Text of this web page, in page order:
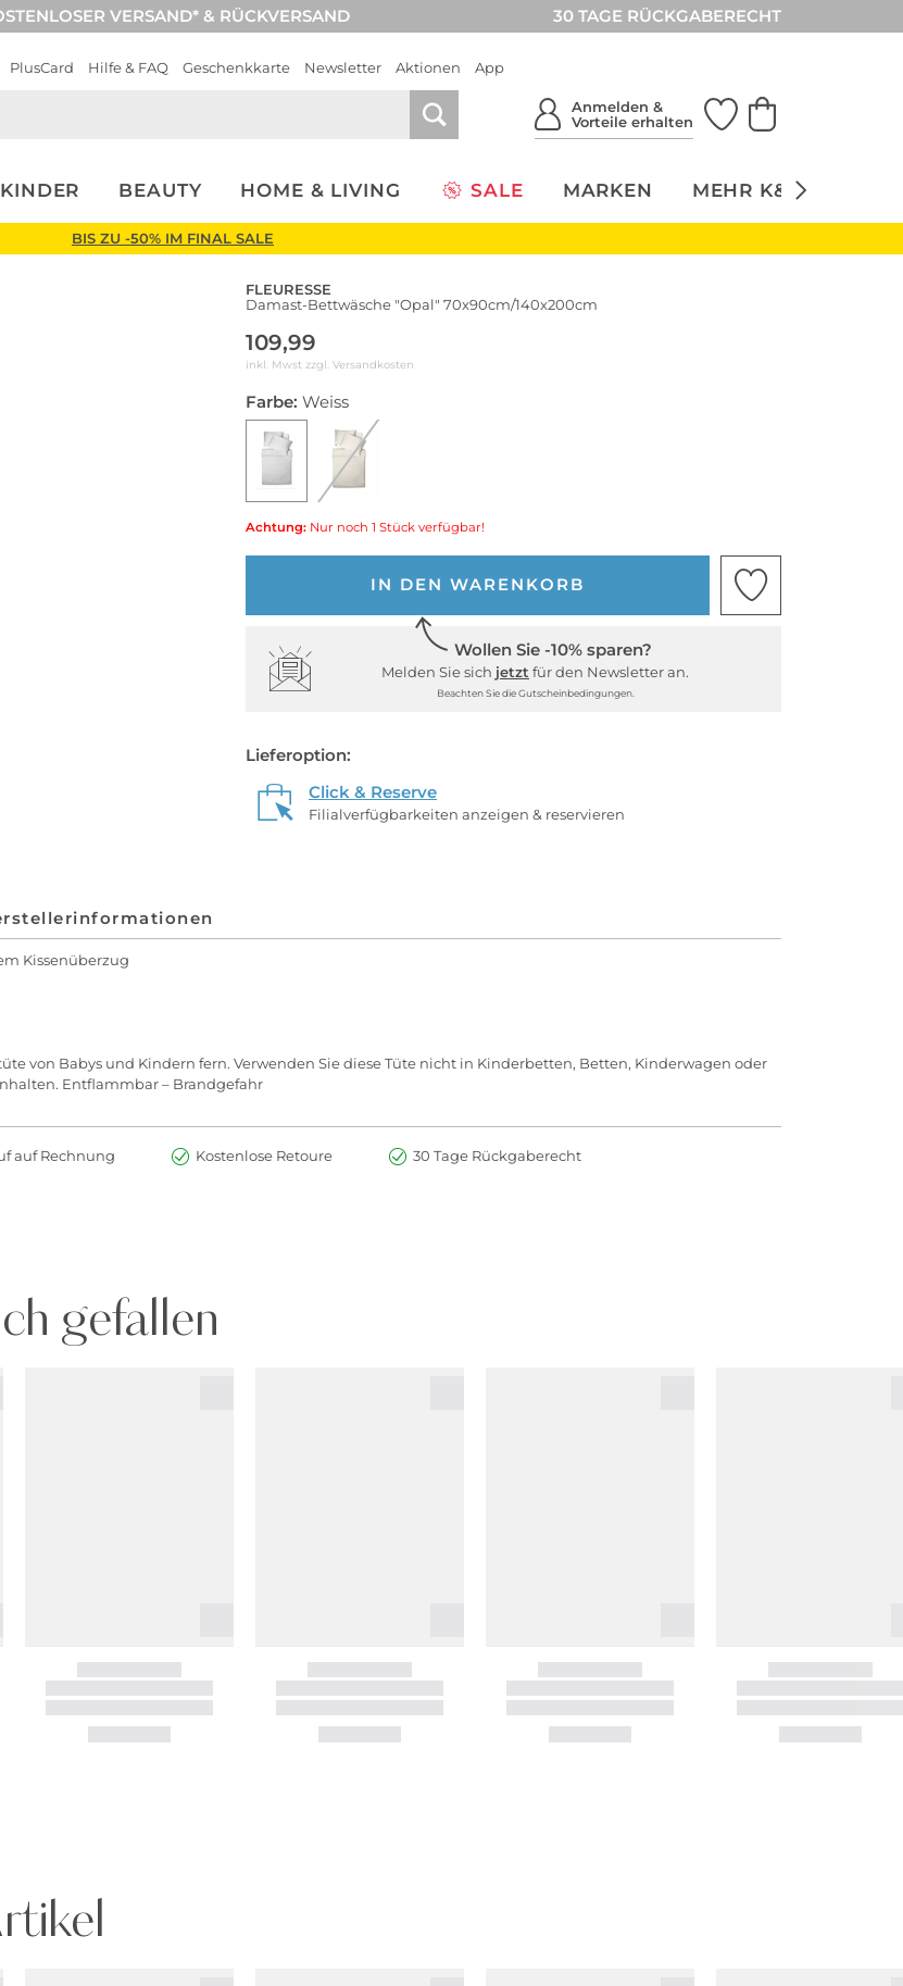
VERSAND* & RÜCKVERSAND 30 TAGE RÜCKGABERECHT
PlusCard Hilfe & FAQ Geschenkkarte Newsletter Aktionen App
Anmelden &
Vorteile erhalten
KINDER BEAUTY HOME & LIVING SALE MARKEN MEHR K&Ö
BIS ZU -50% IM FINAL SALE
FLEURESSE
Damast-Bettwäsche "Opal" 70x90cm/140x200cm
109,99
inkl. Mwst zzgl. Versandkosten
Farbe: Weiss
Achtung: Nur noch 1 Stück verfügbar!
IN DEN WARENKORB
Wollen Sie -10% sparen?
Melden Sie sich jetzt für den Newsletter an.
Beachten Sie die Gutscheinbedingungen.
Lieferoption:
Click & Reserve
Filialverfügbarkeiten anzeigen & reservieren
Kissenüberzug
von Babys und Kindern fern. Verwenden Sie diese Tüte nicht in Kinderbetten, Betten, Kinderwagen oder
Entflammbar – Brandgefahr
auf Rechnung Kostenlose Retoure 30 Tage Rückgaberecht
gefallen